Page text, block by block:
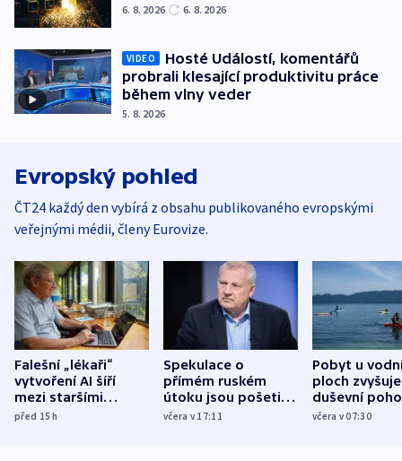
6. 8. 2026 6. 8. 2026
VIDEO
Hosté Událostí, komentářů
probrali klesající produktivitu práce
během vlny veder
5. 8. 2026
Evropský pohled
ČT24 každý den vybírá z obsahu publikovaného evropskými
veřejnými médii, členy Eurovize.
Falešní „lékaři“
vytvoření AI šíří
mezi staršími
Poláky nebezpečné
před 15h
Spekulace o
přímém ruském
útoku jsou pošetilé,
míní estonský
včera v 17:11
Pobyt u
ploch zvyšuje
duševní
ukázala
včera v 07:30